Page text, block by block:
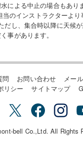
による中止の場合もあ
のインストラクターよ
だし、集合時以降に天候
事があります。
問 お問い合わせ
メー
リシー
サイトマップ
bell Co.,Ltd. All Rights